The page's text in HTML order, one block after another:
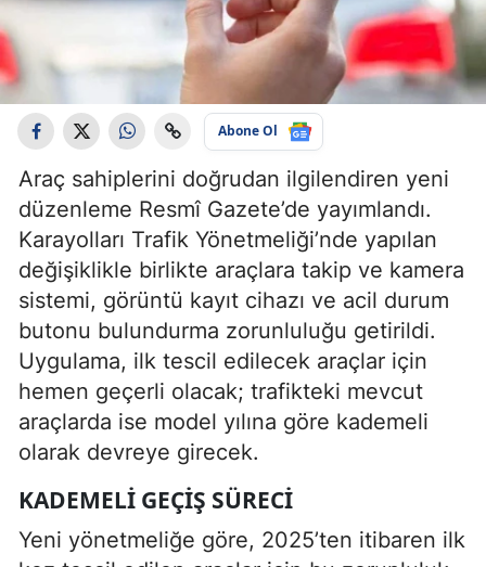
Abone Ol
Araç sahiplerini doğrudan ilgilendiren yeni
düzenleme Resmî Gazete’de yayımlandı.
Karayolları Trafik Yönetmeliği’nde yapılan
değişiklikle birlikte araçlara takip ve kamera
sistemi, görüntü kayıt cihazı ve acil durum
butonu bulundurma zorunluluğu getirildi.
Uygulama, ilk tescil edilecek araçlar için
hemen geçerli olacak; trafikteki mevcut
araçlarda ise model yılına göre kademeli
olarak devreye girecek.
KADEMELI GEÇIŞ SÜRECI
Yeni yönetmeliğe göre, 2025’ten itibaren ilk